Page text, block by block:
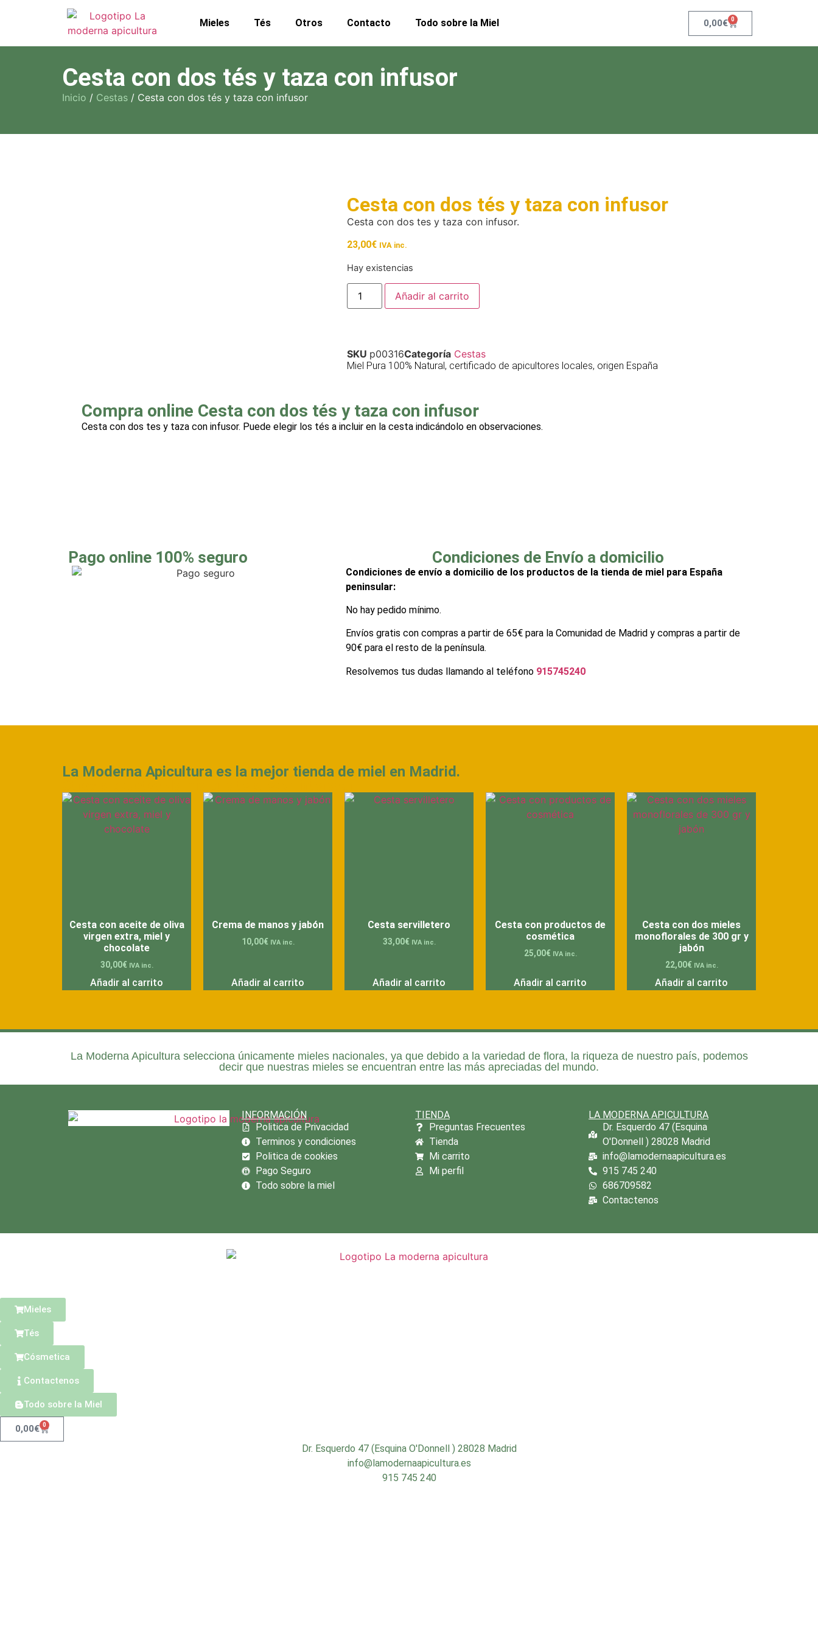
Mieles Tés Otros Contacto Todo sobre la Miel 0,00€ 0
Cesta con dos tés y taza con infusor
Inicio / Cestas / Cesta con dos tés y taza con infusor
Cesta con dos tés y taza con infusor
Cesta con dos tes y taza con infusor.
23,00€ IVA inc.
Hay existencias
Añadir al carrito
SKU p00316Categoría Cestas
Miel Pura 100% Natural, certificado de apicultores locales, origen España
Compra online Cesta con dos tés y taza con infusor
Cesta con dos tes y taza con infusor. Puede elegir los tés a incluir en la cesta indicándolo en observaciones.
Pago online 100% seguro Condiciones de Envío a domicilio
Condiciones de envío a domicilio de los productos de la tienda de miel para España
peninsular:
No hay pedido mínimo.
Envíos gratis con compras a partir de 65€ para la Comunidad de Madrid y compras a partir de
90€ para el resto de la península.
Resolvemos tus dudas llamando al teléfono 915745240
La Moderna Apicultura es la mejor tienda de miel en Madrid.
Cesta con aceite de oliva
virgen extra, miel y
chocolate
30,00€ IVA inc.
Añadir al carrito
Crema de manos y jabón
10,00€ IVA inc.
Añadir al carrito
Cesta servilletero
33,00€ IVA inc.
Añadir al carrito
Cesta con productos de
cosmética
25,00€ IVA inc.
Añadir al carrito
Cesta con dos mieles
monoflorales de 300 gr y
jabón
22,00€ IVA inc.
Añadir al carrito
La Moderna Apicultura selecciona únicamente mieles nacionales, ya que debido a la variedad de flora, la riqueza de nuestro país, podemos
decir que nuestras mieles se encuentran entre las más apreciadas del mundo.
INFORMACIÓN
Politica de Privacidad
Terminos y condiciones
Politica de cookies
Pago Seguro
Todo sobre la miel
TIENDA
Preguntas Frecuentes
Tienda
Mi carrito
Mi perfil
LA MODERNA APICULTURA
Dr. Esquerdo 47 (Esquina
O'Donnell ) 28028 Madrid
info@lamodernaapicultura.es
915 745 240
686709582
Contactenos
Mieles
Tés
Cósmetica
Contactenos
Todo sobre la Miel
0,00€ 0
Dr. Esquerdo 47 (Esquina O'Donnell ) 28028 Madrid
info@lamodernaapicultura.es
915 745 240